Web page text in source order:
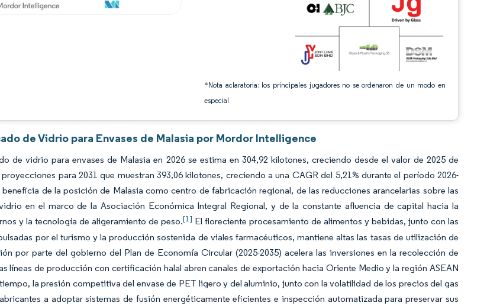
*Nota aclaratoria: los principales jugadores no se ordenaron de un modo en
especial
de Vidrio para Envases de Malasia por Mordor Intelligence
de vidrio para envases de Malasia en 2026 se estima en 304,92 kilotones, creciendo desde el valor de 2025 de
para 2031 que muestran 393,06 kilotones, creciendo a una CAGR del 5,21% durante el período 2026-
beneficia de la posición de Malasia como centro de fabricación regional, de las reducciones arancelarias sobre las
en el marco de la Asociación Económica Integral Regional, y de la constante afluencia de capital hacia la
y la tecnología de aligeramiento de peso.[1] El floreciente procesamiento de alimentos y bebidas, junto con las
por el turismo y la producción sostenida de viales farmacéuticos, mantiene altas las tasas de utilización de
por parte del gobierno del Plan de Economía Circular (2025-2035) acelera las inversiones en la recolección de
líneas de producción con certificación halal abren canales de exportación hacia Oriente Medio y la región ASEAN
la presión competitiva del envase de PET ligero y del aluminio, junto con la volatilidad de los precios del gas
a adoptar sistemas de fusión energéticamente eficientes e inspección automatizada para preservar sus